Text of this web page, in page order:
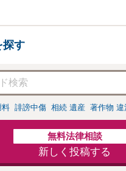
探す
料 誹謗中傷 相続 遺産 著作物 違
無料法律相談
新しく投稿する